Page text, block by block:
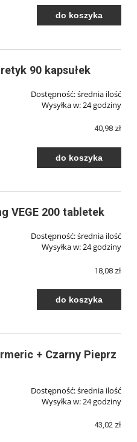
do koszyka
90 kapsułek
Dostępność:średnia ilość
Wysyłka w:24 godziny
40,98 zł
do koszyka
VEGE 200 tabletek
Dostępność:średnia ilość
Wysyłka w:24 godziny
18,08 zł
do koszyka
+ Czarny Pieprz
Dostępność:średnia ilość
Wysyłka w:24 godziny
43,02 zł